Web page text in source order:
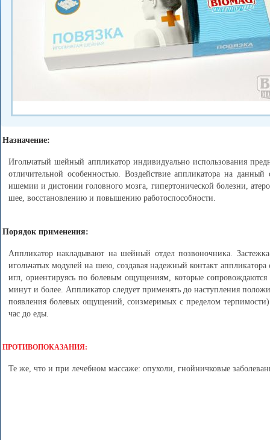
Назначение:
Игольчатый шейный аппликатор индивидуально использования
отличительной особенностью. Воздействие аппликатора на
ишемии и дистонии головного мозга, гипертонической болезни,
шее, восстановлению и повышению работоспособности.
Порядок применения:
Аппликатор накладывают на шейный отдел позвоночника.
игольчатых модулей на шею, создавая надежный контакт
игл, ориентируясь по болевым ощущениям, которые
минут и более. Аппликатор следует применять до наступления
появления болевых ощущений, соизмеримых с пределом
час до еды.
ПРОТИВОПОКАЗАНИЯ:
Те же, что и при лечебном массаже: опухоли, гнойничковые